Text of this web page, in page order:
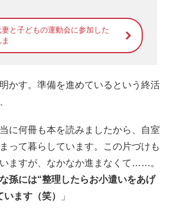
妻と子どもの運動会に参加した
かす。準備を進めているという終活
に何冊も本を読みましたから、自室
って暮らしています。この片づけも
ますが、なかなか進まなくて……。
孫には“整理したらお小遣いをあげ
ます（笑）
」